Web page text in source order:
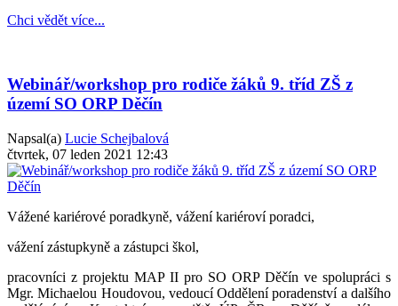
Chci vědět více...
Webinář/workshop pro rodiče žáků 9. tříd ZŠ z
území SO ORP Děčín
Napsal(a) Lucie Schejbalová
čtvrtek, 07 leden 2021 12:43
Vážené kariérové poradkyně, vážení kariéroví poradci,
vážení zástupkyně a zástupci škol,
pracovníci z projektu MAP II pro SO ORP Děčín ve spolupráci s
Mgr. Michaelou Houdovou, vedoucí Oddělení poradenství a dalšího